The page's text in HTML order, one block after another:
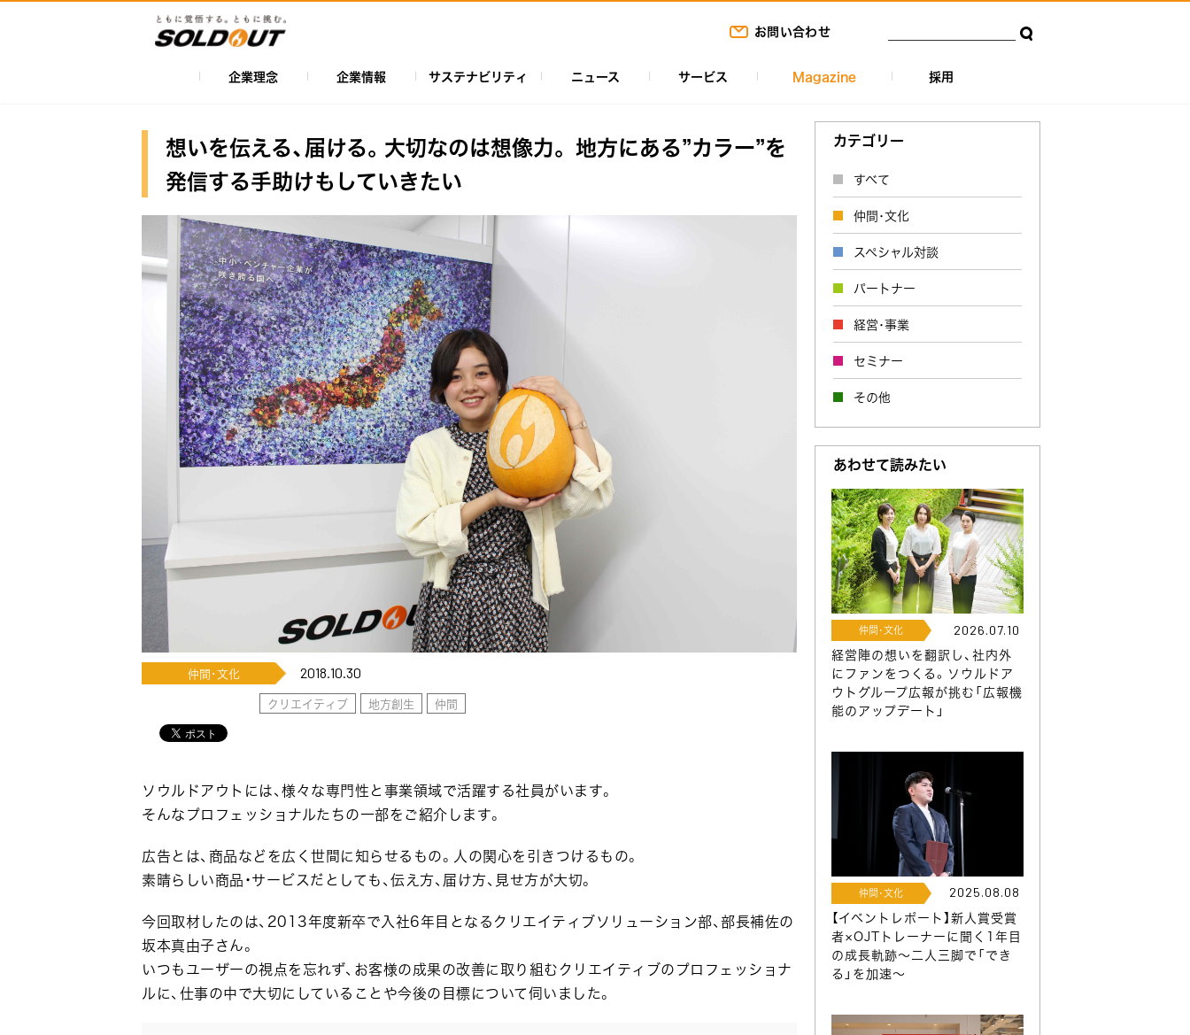
お問い合わせ
ン
ナ
ビ
ゲ
ー
シ
企業理念 企業情報 サステナビリティ ニュース サービス Magazine 採用
想いを伝える、届ける。大切なのは想像力。 地方にある”カラー”を
発信する手助けもしていきたい
仲間･文化
2018.10.30
クリエイティブ
地方創生 仲間
ソウルドアウトには、様々な専門性と事業領域で活躍する社員がいます。
そんなプロフェッショナルたちの一部をご紹介します。
広告とは、商品などを広く世間に知らせるもの。人の関心を引きつけるもの。
素晴らしい商品・サービスだとしても、伝え方、届け方、見せ方が大切。
今回取材したのは、2013年度新卒で入社6年目となるクリエイティブソリューション部、部長補佐の
坂本真由子さん。
いつもユーザーの視点を忘れず、お客様の成果の改善に取り組むクリエイティブのプロフェッショナ
ルに、仕事の中で大切にしていることや今後の目標について伺いました。
カテゴリー
すべて
仲間･文化
スペシャル対談
パートナー
経営･事業
セミナー
その他
あわせて読みたい
仲間･文化 2026.07.10
経営陣の想いを翻訳し、社内外
にファンをつくる。ソウルドア
ウトグループ広報が挑む「広報機
能のアップデート」
仲間･文化 2025.08.08
【イベントレポート】新人賞受賞
者×OJTトレーナーに聞く1年目
の成長軌跡～二人三脚で「でき
る」を加速～